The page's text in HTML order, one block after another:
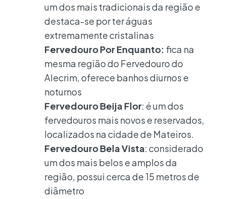
um dos mais tradicionais da região e
destaca-se por ter águas
extremamente cristalinas
Fervedouro Por Enquanto: fica na
mesma região do Fervedouro do
Alecrim, oferece banhos diurnos e
noturnos
Fervedouro Beija Flor: é um dos
fervedouros mais novos e reservados,
localizados na cidade de Mateiros.
Fervedouro Bela Vista: considerado
um dos mais belos e amplos da
região, possui cerca de 15 metros de
diâmetro